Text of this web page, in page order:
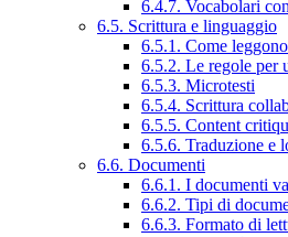
6.4.7. Vocabolari
6.5. Scrittura e linguaggio
6.5.1. Come
6.5.2. Le regole per
6.5.3. Microtesti
6.5.4. Scrittura
6.5.5. Content
6.5.6. Traduzione e
6.6. Documenti
6.6.1. I documenti
6.6.2. Tipi di
6.6.3. Formato di